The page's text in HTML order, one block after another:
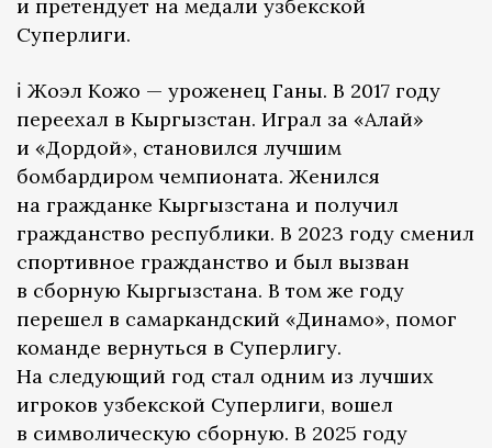
и претендует на медали узбекской
Суперлиги.
ℹ️ Жоэл Кожо — уроженец Ганы. В 2017 году
переехал в Кыргызстан. Играл за «Алай»
и «Дордой», становился лучшим
бомбардиром чемпионата. Женился
на гражданке Кыргызстана и получил
гражданство республики. В 2023 году сменил
спортивное гражданство и был вызван
в сборную Кыргызстана. В том же году
перешел в самаркандский «Динамо», помог
команде вернуться в Суперлигу.
На следующий год стал одним из лучших
игроков узбекской Суперлиги, вошел
в символическую сборную. В 2025 году